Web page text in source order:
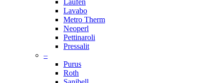
Laufen
Lavabo
Metro Therm
Neoperl
Pettinaroli
Pressalit
–
Purus
Roth